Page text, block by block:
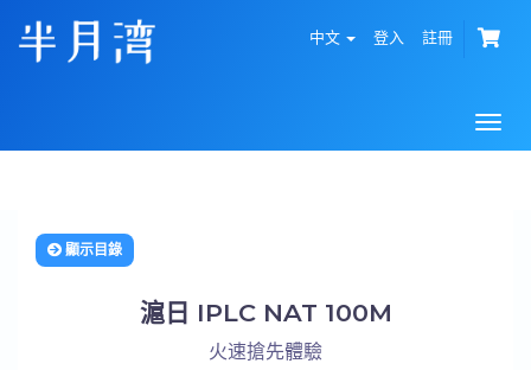
中文 登入 註冊
顯示目錄
滬日 IPLC NAT 100M
火速搶先體驗